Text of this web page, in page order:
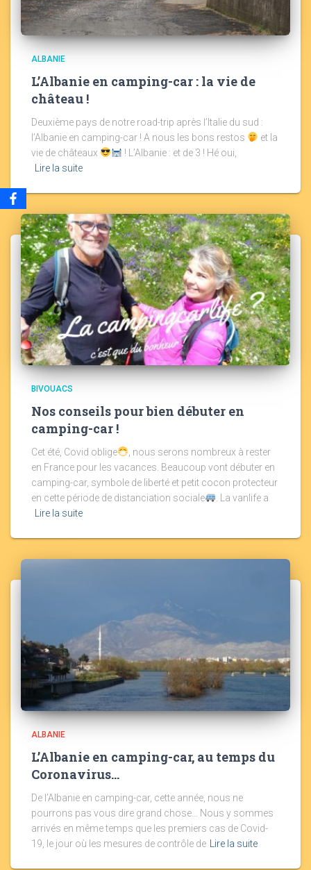
ALBANIE
L’Albanie en camping-car : la vie de
château !
Deuxième pays de notre road-trip après l’Italie du sud :
l’Albanie en camping-car ! A nous les bons restos
et la
vie de châteaux
! L’Albanie : et de 3 ! Hé oui,
Lire la suite
BIVOUACS
Nos conseils pour bien débuter en
camping-car !
Cet été, Covid oblige
, nous serons nombreux à rester
en France pour les vacances. Beaucoup vont débuter en
camping-car, symbole de liberté et petit cocon protecteur
en cette période de distanciation sociale
. La vanlife a
Lire la suite
ALBANIE
L’Albanie en camping-car, au temps du
Coronavirus…
De l’Albanie en camping-car, cette année, nous ne
pourrons pas vous dire grand chose… Nous y sommes
arrivés en même temps que les premiers cas de Covid-
19, le jour où les mesures de contrôle de
Lire la suite